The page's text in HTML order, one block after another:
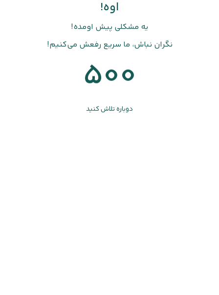
اوه!
یه مشکلی پیش اومده!
نگران نباش، ما سریع رفعش می‌کنیم!
500
دوباره تلاش کنید